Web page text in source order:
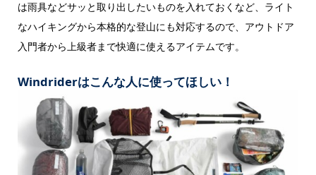
は雨具などサッと取り出したいものを入れておくなど、ライト
なハイキングから本格的な登山にも対応するので、アウトドア
入門者から上級者まで快適に使えるアイテムです。
Windriderはこんな人に使ってほしい！